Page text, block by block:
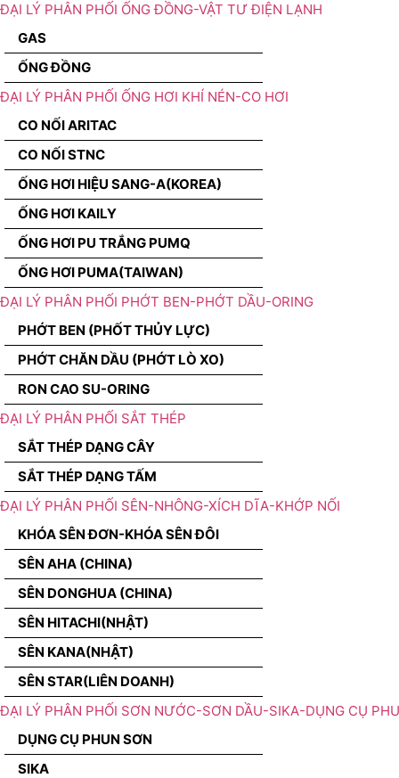
ĐẠI LÝ PHÂN PHỐI ỐNG ĐỒNG-VẬT TƯ ĐIỆN LẠNH
GAS
ỐNG ĐỒNG
ĐẠI LÝ PHÂN PHỐI ỐNG HƠI KHÍ NÉN-CO HƠI
CO NỐI ARITAC
CO NỐI STNC
ỐNG HƠI HIỆU SANG-A(KOREA)
ỐNG HƠI KAILY
ỐNG HƠI PU TRẮNG PUMQ
ỐNG HƠI PUMA(TAIWAN)
ĐẠI LÝ PHÂN PHỐI PHỚT BEN-PHỚT DẦU-ORING
PHỚT BEN (PHỐT THỦY LỰC)
PHỚT CHĂN DẦU (PHỚT LÒ XO)
RON CAO SU-ORING
ĐẠI LÝ PHÂN PHỐI SẮT THÉP
SẮT THÉP DẠNG CÂY
SẮT THÉP DẠNG TẤM
ĐẠI LÝ PHÂN PHỐI SÊN-NHÔNG-XÍCH DĨA-KHỚP NỐI
KHÓA SÊN ĐƠN-KHÓA SÊN ĐÔI
SÊN AHA (CHINA)
SÊN DONGHUA (CHINA)
SÊN HITACHI(NHẬT)
SÊN KANA(NHẬT)
SÊN STAR(LIÊN DOANH)
ĐẠI LÝ PHÂN PHỐI SƠN NƯỚC-SƠN DẦU-SIKA-DỤNG CỤ
DỤNG CỤ PHUN SƠN
SIKA